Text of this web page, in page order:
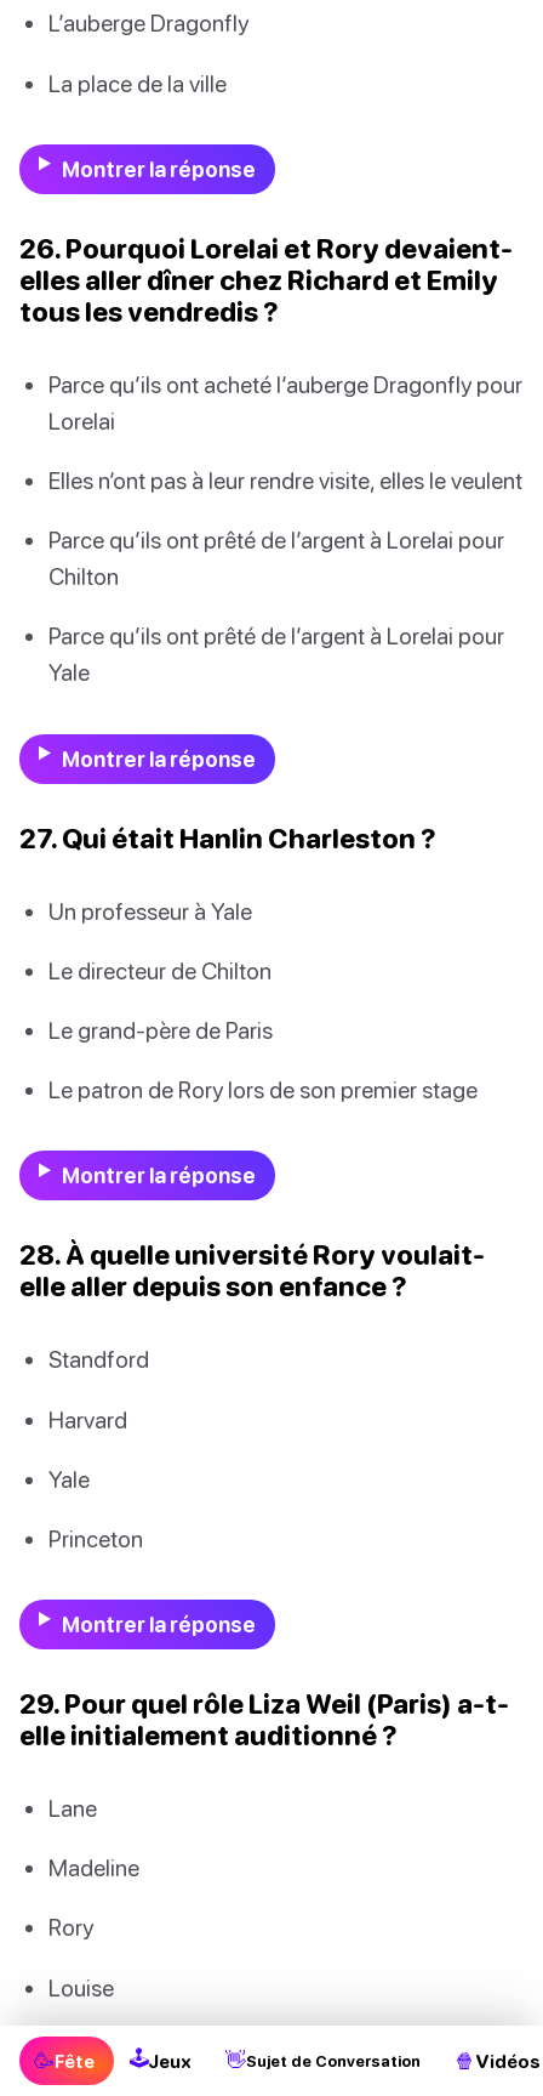
L’auberge Dragonfly
La place de la ville
Montrer la réponse
26. Pourquoi Lorelai et Rory devaient-
elles aller dîner chez Richard et Emily
tous les vendredis ?
Parce qu’ils ont acheté l’auberge Dragonfly pour
Lorelai
Elles n’ont pas à leur rendre visite, elles le veulent
Parce qu’ils ont prêté de l’argent à Lorelai pour
Chilton
Parce qu’ils ont prêté de l’argent à Lorelai pour
Yale
Montrer la réponse
27. Qui était Hanlin Charleston ?
Un professeur à Yale
Le directeur de Chilton
Le grand-père de Paris
Le patron de Rory lors de son premier stage
Montrer la réponse
28. À quelle université Rory voulait-
elle aller depuis son enfance ?
Standford
Harvard
Yale
Princeton
Montrer la réponse
29. Pour quel rôle Liza Weil (Paris) a-t-
elle initialement auditionné ?
Lane
Madeline
Rory
Louise
Montrer la réponse
🥳Fête 🕹Jeux 👋Sujet de Conversation 🍿 Vidéos